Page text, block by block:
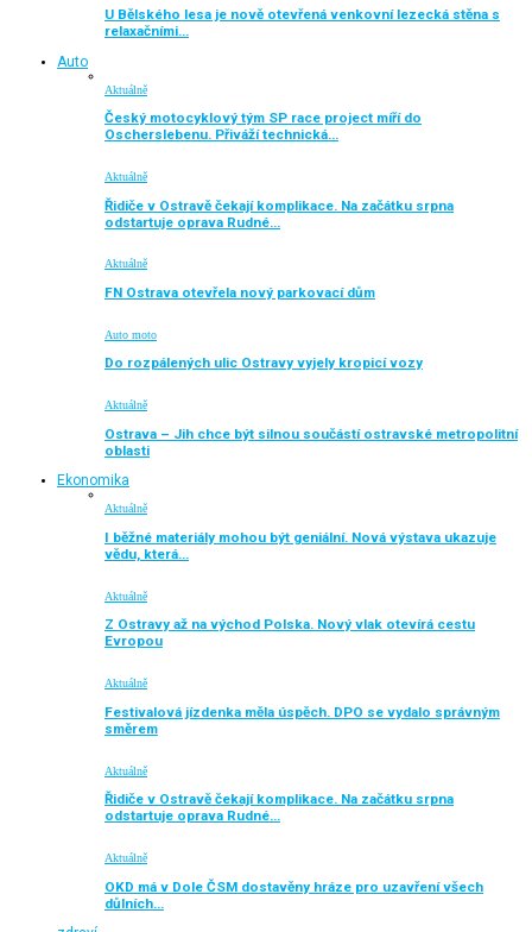
U Bělského lesa je nově otevřená venkovní lezecká stěna s
relaxačními…
Auto
Aktuálně
Český motocyklový tým SP race project míří do
Oscherslebenu. Přiváží technická…
Aktuálně
Řidiče v Ostravě čekají komplikace. Na začátku srpna
odstartuje oprava Rudné…
Aktuálně
FN Ostrava otevřela nový parkovací dům
Auto moto
Do rozpálených ulic Ostravy vyjely kropicí vozy
Aktuálně
Ostrava – Jih chce být silnou součástí ostravské metropolitní
oblasti
Ekonomika
Aktuálně
I běžné materiály mohou být geniální. Nová výstava ukazuje
vědu, která…
Aktuálně
Z Ostravy až na východ Polska. Nový vlak otevírá cestu
Evropou
Aktuálně
Festivalová jízdenka měla úspěch. DPO se vydalo správným
směrem
Aktuálně
Řidiče v Ostravě čekají komplikace. Na začátku srpna
odstartuje oprava Rudné…
Aktuálně
OKD má v Dole ČSM dostavěny hráze pro uzavření všech
důlních…